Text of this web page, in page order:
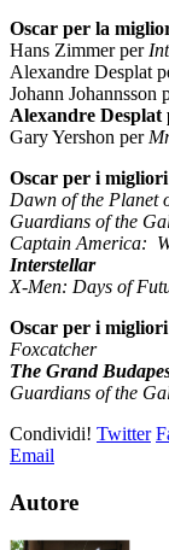
Oscar per la
Hans Zimmer per
Alexandre Desplat
Johann Johannsson
Alexandre Desplat
Gary Yershon per
Oscar per i
Dawn of the Planet
Guardians of the
Captain America:
Interstellar
X-Men: Days of
Oscar per i
Foxcatcher
The Grand
Guardians of the
Condividi! Twitter
Email
Autore